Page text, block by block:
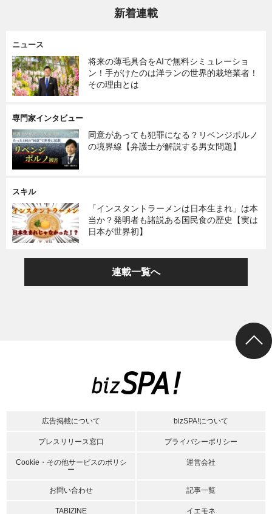
新着連載
ニュース
将来の薄毛具合をAIで無料シミュレーショ
ン！手がけたのは洋ランの世界的栽培業者！
その理由とは
専門家インタビュー
同意があっても犯罪になる？リベンジポルノ
の境界線【弁護士が解説する男女問題】
スキル
「インスタントラーメンは日本生まれ」は本
当か？発明者も諸説ある国民食の歴史【実は
日本が世界初】
連載一覧へ
広告掲載について bizSPA!について
プレスリリース窓口 プライバシーポリシー
Cookie・その他サービスのポリシ
ー
運営会社
お問い合わせ 記事一覧
TABIZINE イエモネ